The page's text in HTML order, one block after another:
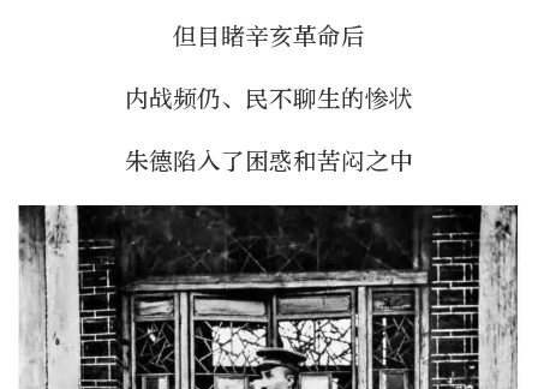
但目睹辛亥革命后
内战频仍、民不聊生的惨状
朱德陷入了困惑和苦闷之中